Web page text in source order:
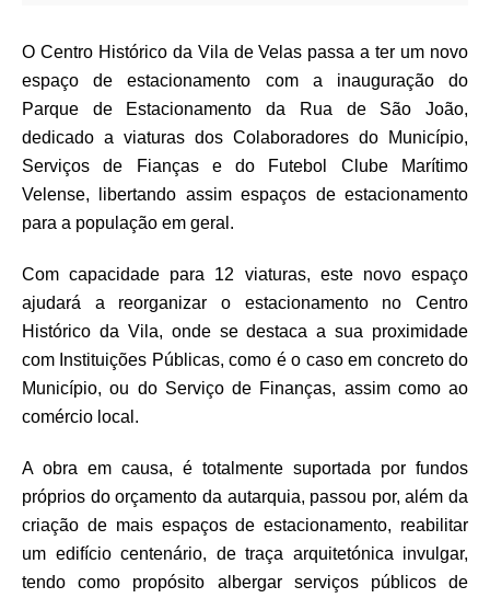
O Centro Histórico da Vila de Velas passa a ter um novo
espaço de estacionamento com a inauguração do
Parque de Estacionamento da Rua de São João,
dedicado a viaturas dos Colaboradores do Município,
Serviços de Fianças e do Futebol Clube Marítimo
Velense, libertando assim espaços de estacionamento
para a população em geral.
Com capacidade para 12 viaturas, este novo espaço
ajudará a reorganizar o estacionamento no Centro
Histórico da Vila, onde se destaca a sua proximidade
com Instituições Públicas, como é o caso em concreto do
Município, ou do Serviço de Finanças, assim como ao
comércio local.
A obra em causa, é totalmente suportada por fundos
próprios do orçamento da autarquia, passou por, além da
criação de mais espaços de estacionamento, reabilitar
um edifício centenário, de traça arquitetónica invulgar,
tendo como propósito albergar serviços públicos de